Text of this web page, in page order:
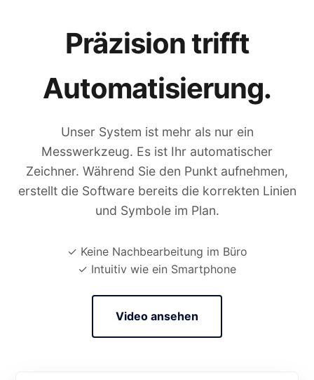
Präzision trifft
Automatisierung.
Unser System ist mehr als nur ein
Messwerkzeug. Es ist Ihr automatischer
Zeichner. Während Sie den Punkt aufnehmen,
erstellt die Software bereits die korrekten Linien
und Symbole im Plan.
✓ Keine Nachbearbeitung im Büro
✓ Intuitiv wie ein Smartphone
Video ansehen